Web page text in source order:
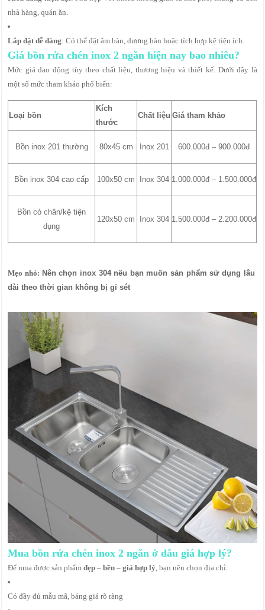
nhà hàng, quán ăn.
Lắp đặt dễ dàng: Có thể đặt âm bàn, dương bàn hoặc tích hợp kệ tiện ích.
Giá bồn rửa chén inox 2 ngăn hiện nay bao nhiêu?
Mức giá dao động tùy theo chất liệu, thương hiệu và thiết kế. Dưới đây là
một số mức tham khảo phổ biến:
Loại bồn
Kích
thước
Chất liệu Giá tham khảo
Bồn inox 201 thường 80x45 cm Inox 201 600.000đ – 900.000đ
Bồn inox 304 cao cấp 100x50 cm Inox 304 1.000.000đ – 1.500.000đ
Bồn có chân/kệ tiện
dụng
120x50 cm Inox 304 1.500.000đ – 2.200.000đ
Mẹo nhỏ: Nên chọn inox 304 nếu bạn muốn sản phẩm sử dụng lâu
dài theo thời gian không bị gỉ sét
Mua bồn rửa chén inox 2 ngăn ở đâu giá hợp lý?
Để mua được sản phẩmđẹp – bền – giá hợp lý, bạn nên chọn địa chỉ:
Có đầy đủ mẫu mã, bảng giá rõ ràng